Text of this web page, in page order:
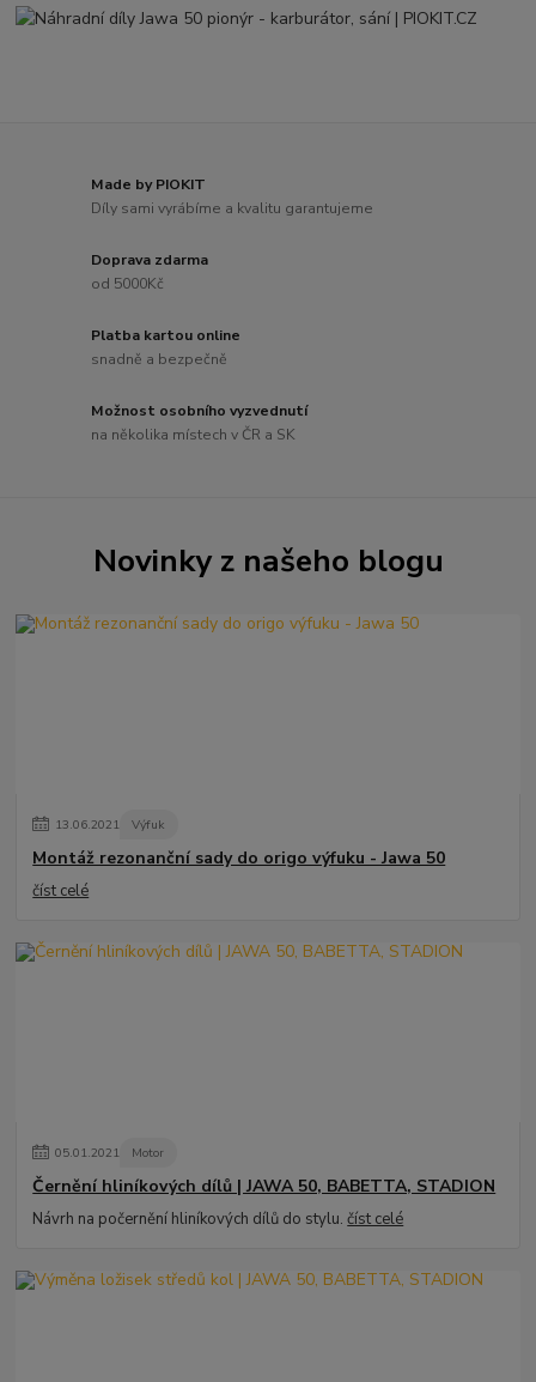
Made by PIOKIT
Díly sami vyrábíme a kvalitu garantujeme
Doprava zdarma
od 5000Kč
Platba kartou online
snadně a bezpečně
Možnost osobního vyzvednutí
na několika místech v ČR a SK
Novinky z našeho blogu
13.06.2021 Výfuk
Montáž rezonanční sady do origo výfuku - Jawa 50
číst celé
05.01.2021 Motor
Černění hliníkových dílů | JAWA 50, BABETTA, STADION
Návrh na počernění hliníkových dílů do stylu.číst celé